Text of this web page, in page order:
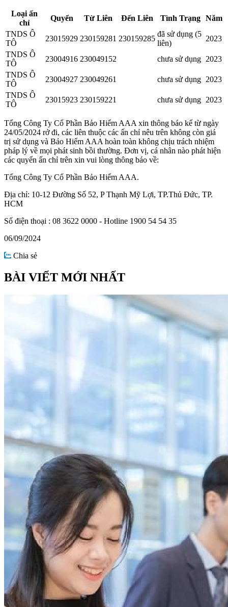
Loại ấn
chỉ
Quyển Từ Liên Đến Liên Tình Trạng Năm
TNDS Ô
TÔ
23015929 230159281 230159285
đã sử dụng (5
liên)
2023
TNDS Ô
TÔ
23004916 230049152 chưa sử dụng 2023
TNDS Ô
TÔ
23004927 230049261 chưa sử dụng 2023
TNDS Ô
TÔ
23015923 230159221 chưa sử dụng 2023
Tổng Công Ty Cổ Phần Bảo Hiểm AAA xin thông báo kể từ ngày
24/05/2024 rở đi, các liên thuộc các ấn chỉ nêu trên không còn giá
trị sử dụng và Bảo Hiểm AAA hoàn toàn không chịu trách nhiệm
pháp lý về mọi phát sinh bồi thường. Đơn vị, cá nhân nào phát hiện
các quyển ấn chỉ trên xin vui lòng thông báo về:
Tổng Công Ty Cổ Phần Bảo Hiểm AAA.
Địa chỉ: 10-12 Đường Số 52, P Thạnh Mỹ Lợi, TP.Thủ Đức, TP.
HCM
Số điện thoại : 08 3622 0000 - Hotline 1900 54 54 35
06/09/2024
Chia sẻ
BÀI VIẾT MỚI NHẤT